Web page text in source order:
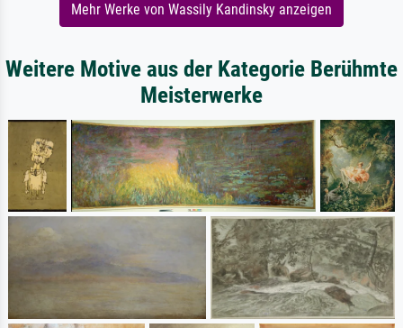
Mehr Werke von Wassily Kandinsky anzeigen
Weitere Motive aus der Kategorie Berühmte
Meisterwerke